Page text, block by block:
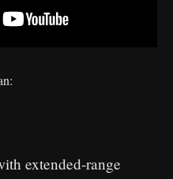
extended-range